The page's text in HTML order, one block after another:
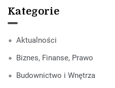
Kategorie
Aktualności
Biznes, Finanse, Prawo
Budownictwo i Wnętrza